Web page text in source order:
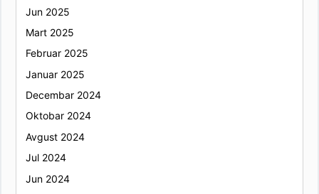
Jun 2025
Mart 2025
Februar 2025
Januar 2025
Decembar 2024
Oktobar 2024
Avgust 2024
Jul 2024
Jun 2024